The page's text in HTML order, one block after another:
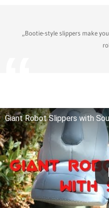
„Bootie-style slippers make
Giant Robot Slippers with